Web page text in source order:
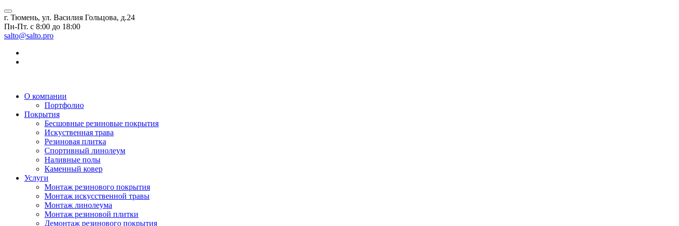
г. Тюмень, ул. Василия Гольцова, д.24
Пн-Пт. с 8:00 до 18:00
salto@salto.pro
О компании
Портфолио
Покрытия
Бесшовные резиновые покрытия
Искуственная трава
Резиновая плитка
Спортивный линолеум
Наливные полы
Каменный ковер
Услуги
Монтаж резинового покрытия
Монтаж искусственной травы
Монтаж линолеума
Монтаж резиновой плитки
Демонтаж резинового покрытия